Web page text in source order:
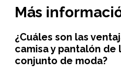
Más
¿Cuáles son las
camisa y pantalón de
conjunto de moda?